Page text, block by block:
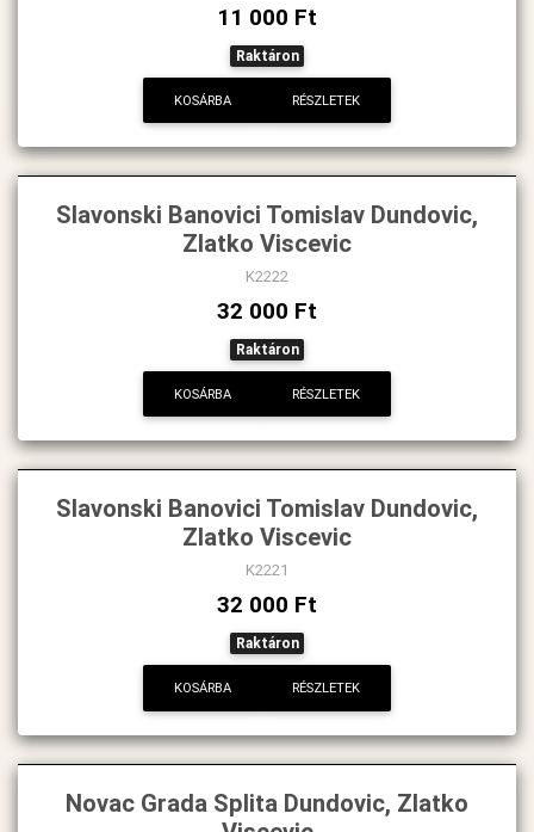
11 000 Ft
Raktáron
KOSÁRBA RÉSZLETEK
Slavonski Banovici Tomislav Dundovic,
Zlatko Viscevic
K2222
32 000 Ft
Raktáron
KOSÁRBA RÉSZLETEK
Slavonski Banovici Tomislav Dundovic,
Zlatko Viscevic
K2221
32 000 Ft
Raktáron
KOSÁRBA RÉSZLETEK
Novac Grada Splita Dundovic, Zlatko